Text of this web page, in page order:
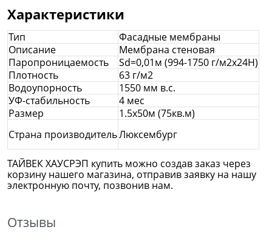
Характеристики
Тип
Фасадные мембраны
Описание
Мембрана стеновая
Паропроницаемость
Sd=0,01м (994-1750 г/м2х24Н)
Плотность
63 г/м2
Водоупорность
1550 мм в.с.
УФ-стабильность
4 мес
Размер
1.5х50м (75кв.м)
Страна производительЛюксембург
ТАЙВЕК ХАУСРЭП купить можно создав заказ через
корзину нашего магазина, отправив заявку на нашу
электронную почту, позвонив нам.
Отзывы